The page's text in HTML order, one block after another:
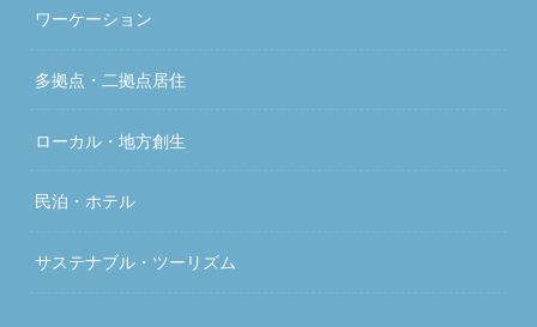
ワーケーション
多拠点・二拠点居住
ローカル・地方創生
民泊・ホテル
サステナブル・ツーリズム